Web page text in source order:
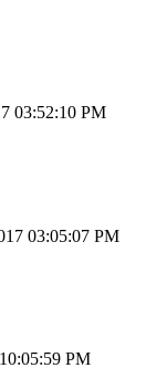
03:52:10 PM
03:05:07 PM
10:05:59 PM